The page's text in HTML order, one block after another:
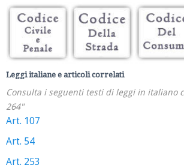
Leggi italiane e articoli correlati
Consulta i seguenti testi di leggi in italiano
264"
Art. 107
Art. 54
Art. 253